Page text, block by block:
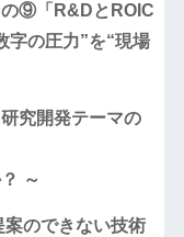
の⑨「R&DとROIC
の圧力”を“現場
究開発テーマの
～
のできない技術